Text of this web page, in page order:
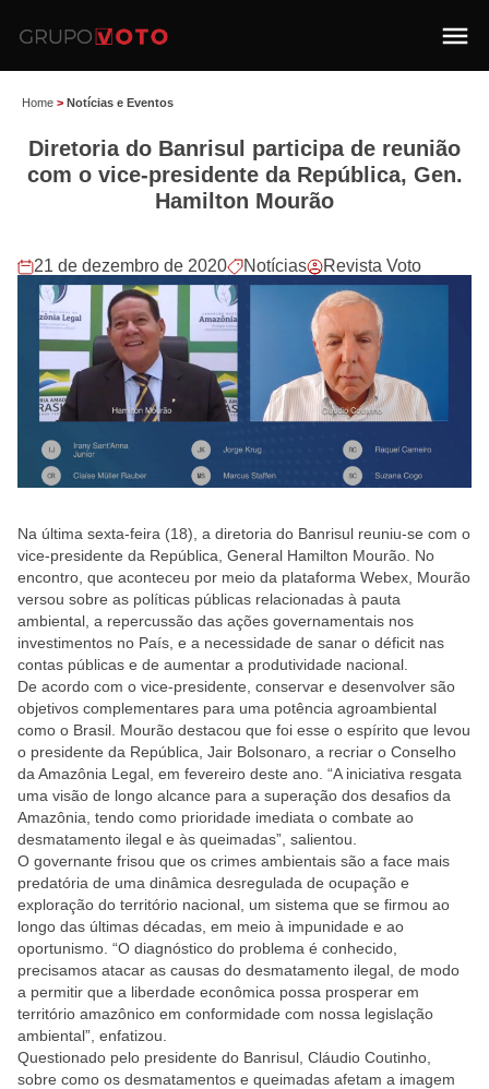
Home > Notícias e Eventos
Diretoria do Banrisul participa de reunião
com o vice-presidente da República, Gen.
Hamilton Mourão
21 de dezembro de 2020 Notícias Revista Voto
Na última sexta-feira (18), a diretoria do Banrisul reuniu-se com o
vice-presidente da República, General Hamilton Mourão. No
encontro, que aconteceu por meio da plataforma Webex, Mourão
versou sobre as políticas públicas relacionadas à pauta
ambiental, a repercussão das ações governamentais nos
investimentos no País, e a necessidade de sanar o déficit nas
contas públicas e de aumentar a produtividade nacional.
De acordo com o vice-presidente, conservar e desenvolver são
objetivos complementares para uma potência agroambiental
como o Brasil. Mourão destacou que foi esse o espírito que levou
o presidente da República, Jair Bolsonaro, a recriar o Conselho
da Amazônia Legal, em fevereiro deste ano. “A iniciativa resgata
uma visão de longo alcance para a superação dos desafios da
Amazônia, tendo como prioridade imediata o combate ao
desmatamento ilegal e às queimadas”, salientou.
O governante frisou que os crimes ambientais são a face mais
predatória de uma dinâmica desregulada de ocupação e
exploração do território nacional, um sistema que se firmou ao
longo das últimas décadas, em meio à impunidade e ao
oportunismo. “O diagnóstico do problema é conhecido,
precisamos atacar as causas do desmatamento ilegal, de modo
a permitir que a liberdade econômica possa prosperar em
território amazônico em conformidade com nossa legislação
ambiental”, enfatizou.
Questionado pelo presidente do Banrisul, Cláudio Coutinho,
sobre como os desmatamentos e queimadas afetam a imagem